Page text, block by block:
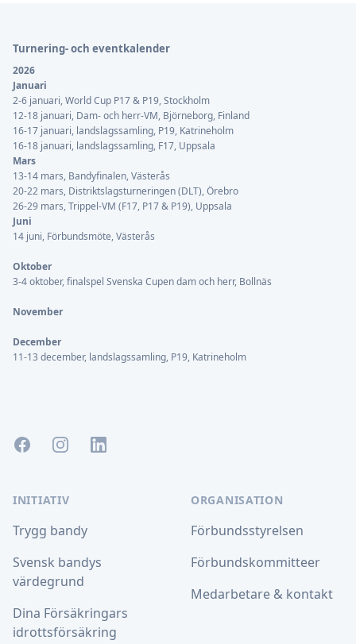
Turnering- och eventkalender
2026
Januari
2-6 januari, World Cup P17 & P19, Stockholm
12-18 januari, Dam- och herr-VM, Björneborg, Finland
16-17 januari, landslagssamling, P19, Katrineholm
16-18 januari, landslagssamling, F17, Uppsala
Mars
13-14 mars, Bandyfinalen, Västerås
20-22 mars, Distriktslagsturneringen (DLT), Örebro
26-29 mars, Trippel-VM (F17, P17 & P19), Uppsala
Juni
14 juni, Förbundsmöte, Västerås
Oktober
3-4 oktober, finalspel Svenska Cupen dam och herr, Bollnäs
November
December
11-13 december, landslagssamling, P19, Katrineholm
FacebookInstagramLinkedIn
INITIATIV
Trygg bandy
Svensk bandys
värdegrund
Dina Försäkringars
idrottsförsäkring
ORGANISATION
Förbundsstyrelsen
Förbundskommitteer
Medarbetare & kontakt